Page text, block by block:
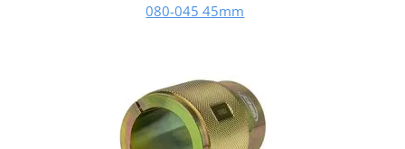
080-045 45mm